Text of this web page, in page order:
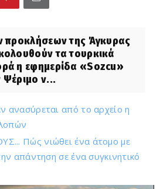
προκλήσεων της Άγκυρας
τα τουρκικά
η εφημερίδα «Sozcu»
Ψέριμο ν...
ανασύρεται από το αρχείο η
Πώς νιώθει ένα άτομο με
απάντηση σε ένα συγκινητικό